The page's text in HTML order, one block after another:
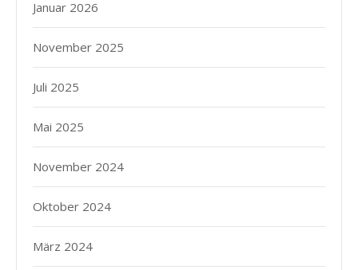
Januar 2026
November 2025
Juli 2025
Mai 2025
November 2024
Oktober 2024
März 2024